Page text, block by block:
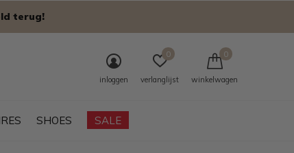
SHOES SALE
inloggen verlanglijst
0
winkelwagen
0
terug!